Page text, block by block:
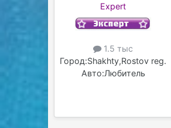
Expert
1.5 тыс
Город:Shakhty,Rostov reg.
Авто:Любитель